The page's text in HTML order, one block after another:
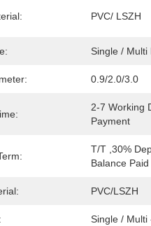
PVC/ LSZH
Single / Multi
0.9/2.0/3.0
2-7 Working
Payment
T/T ,30%
Balance
PVC/LSZH
Single / Multi